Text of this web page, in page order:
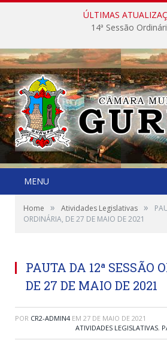
ÚLTIMAS
14ª Sessão
MENU
Home » Atividades Legislativas »
ORDINÁRIA, DE 27 DE MAIO DE 2021
PAUTA DA 12ª SESSÃO
DE 27 DE MAIO DE 2021
POR CR2-ADMIN4 EM 27 DE MAIO DE 2021
ATIVIDADES LEGISLATIVAS,